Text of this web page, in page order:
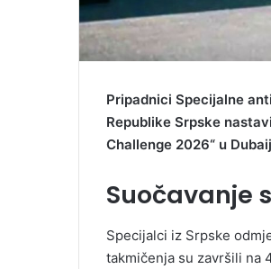
Pripadnici Specijalne
Republike Srpske
Challenge 2026“ u
Suočavanje
Specijalci iz Srpske
takmičenja su završili na